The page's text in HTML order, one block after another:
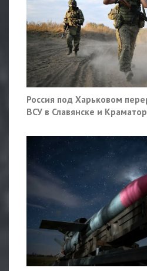
Россия под Харьковом
ВСУ в Славянске и